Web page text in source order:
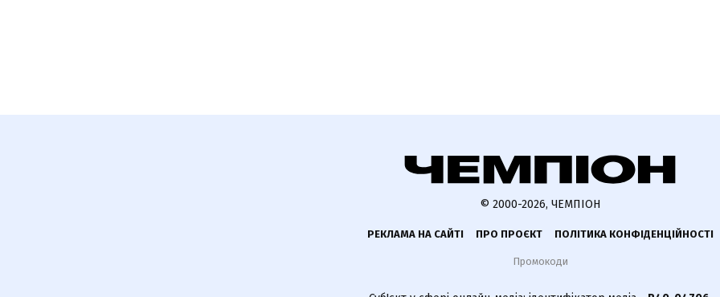
© 2000-2026, ЧЕМПІОН
РЕКЛАМА НА САЙТІ ПРО ПРОЄКТ ПОЛІТИКА КОНФІДЕНЦІЙНОСТІ
Промокоди